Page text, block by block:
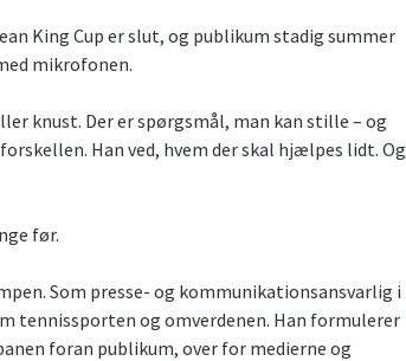
King Cup er slut, og publikum stadig summer
mikrofonen.
knust. Der er spørgsmål, man kan stille – og
Han ved, hvem der skal hjælpes lidt. Og
før.
Som presse- og kommunikationsansvarlig i
tennissporten og omverdenen. Han formulerer
foran publikum, over for medierne og